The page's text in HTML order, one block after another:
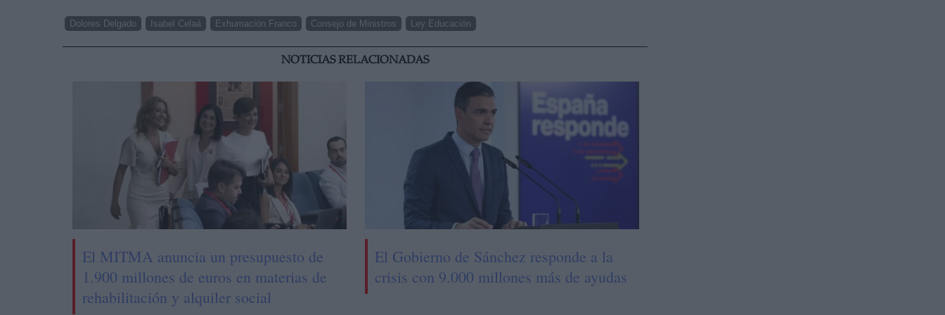
Dolores Delgado Isabel Celaá Exhumación Franco Consejo de Ministros Ley Educación
NOTICIAS RELACIONADAS
El MITMA anuncia un presupuesto de
1.900 millones de euros en materias de
rehabilitación y alquiler social
El Gobierno de Sánchez responde a la
crisis con 9.000 millones más de ayudas